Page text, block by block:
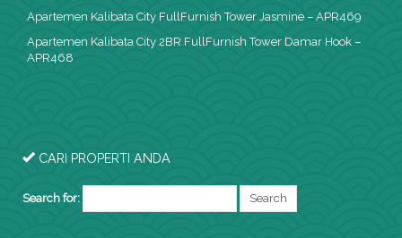
Apartemen Kalibata City FullFurnish Tower Jasmine – APR469
Apartemen Kalibata City 2BR FullFurnish Tower Damar Hook –
APR468
CARI PROPERTI ANDA
Search for: